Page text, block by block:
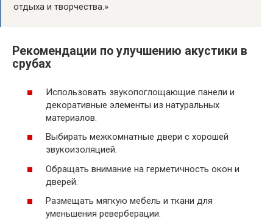
отдыха и творчества.»
Рекомендации по улучшению акустики в
срубах
Использовать звукопоглощающие панели и
декоративные элементы из натуральных
материалов.
Выбирать межкомнатные двери с хорошей
звукоизоляцией.
Обращать внимание на герметичность окон и
дверей.
Размещать мягкую мебель и ткани для
уменьшения реверберации.